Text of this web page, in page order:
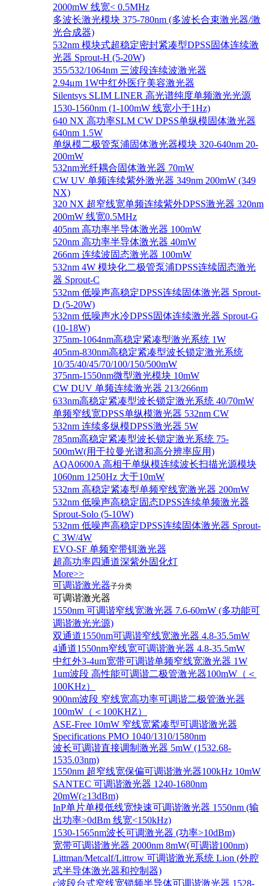
2000mW 线宽< 0.5MHz
多波长激光模块 375-780nm (多波长合束激光器/激
光合成器)
532nm 模块式超稳定密封紧凑型DPSS固体连续激
光器 Sprout-H (5-20W)
355/532/1064nm 三波段连续波激光器
2.94μm 1W中红外医疗美容激光器
Silentsys SLIM LINER 高光谱纯度单频激光光源
1530-1560nm (1-100mW 线宽小于1Hz)
640 NX 高功率SLM CW DPSS单纵模固体激光器
640nm 1.5W
单纵模二极管泵浦固体激光器模块 320-640nm 20-
200mW
532nm光纤耦合固体激光器 70mW
CW UV 单频连续紫外激光器 349nm 200mW (349
NX)
320 NX 超窄线宽单频连续紫外DPSS激光器 320nm
200mW 线宽0.5MHz
405nm 高功率半导体激光器 100mW
520nm 高功率半导体激光器 40mW
266nm 连续波固态激光器 100mW
532nm 4W 模块化二极管泵浦DPSS连续固态激光
器 Sprout-C
532nm 低噪声高稳定DPSS连续固体激光器 Sprout-
D (5-20W)
532nm 低噪声水冷DPSS固体连续激光器 Sprout-G
(10-18W)
375nm-1064nm高稳定紧凑型激光系统 1W
405nm-830nm高稳定紧凑型波长锁定激光系统
10/35/40/45/70/100/150/500mW
375nm-1550nm微型激光模块 10mW
CW DUV 单频连续激光器 213/266nm
633nm高稳定紧凑型波长锁定激光系统 40/70mW
单频窄线宽DPSS单纵模激光器 532nm CW
532nm 连续多纵模DPSS激光器 5W
785nm高稳定紧凑型波长锁定激光系统 75-
500mW(用于拉曼光谱和高分辨率应用)
AQA0600A 高相干单纵模连续波长扫描光源模块
1060nm 1250Hz 大于10mW
532nm 高稳定紧凑型单频窄线宽激光器 200mW
532nm 低噪声高稳定固态DPSS连续单频激光器
Sprout‐Solo (5-10W)
532nm 低噪声高稳定DPSS连续固体激光器 Sprout-
C 3W/4W
EVO-SF 单频窄带铒激光器
超高功率四通道深紫外固化灯
More>>
可调谐激光器子分类
可调谐激光器
1550nm 可调谐窄线宽激光器 7.6-60mW (多功能可
调谐激光光源)
双通道1550nm可调谐窄线宽激光器 4.8-35.5mW
4通道1550nm窄线宽可调谐激光器 4.8-35.5mW
中红外3-4um宽带可调谐单频窄线宽激光器 1W
1um波段 高性能可调谐二极管激光器100mW（＜
100KHz）
900nm波段 窄线宽高功率可调谐二极管激光器
100mW（＜100KHZ）
ASE-Free 10mW 窄线宽紧凑型可调谐激光器
Specifications PMO 1040/1310/1580nm
波长可调谐直接调制激光器 5mW (1532.68-
1535.03nm)
1550nm 超窄线宽保偏可调谐激光器100kHz 10mW
SANTEC 可调谐激光器 1240-1680nm
20mW(≥13dBm)
InP单片单模低线宽快速可调谐激光器 1550nm (输
出功率>0dBm 线宽<150kHz)
1530-1565nm波长可调激光器 (功率>10dBm)
宽带可调谐激光器 2000nm 8mW(可调谐100nm)
Littman/Metcalf/Littrow 可调谐激光系统 Lion (外腔
式半导体激光器和控制器)
c波段台式窄线宽锁频半导体可调谐激光器 1528-